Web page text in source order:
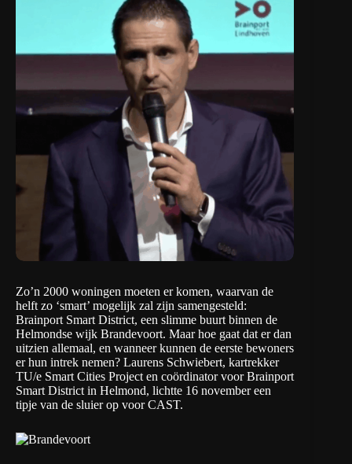
Zo’n 2000 woningen moeten er komen, waarvan de
helft zo ‘smart’ mogelijk zal zijn samengesteld:
Brainport Smart District, een slimme buurt binnen de
Helmondse wijk Brandevoort. Maar hoe gaat dat er dan
uitzien allemaal, en wanneer kunnen de eerste bewoners
er hun intrek nemen? Laurens Schwiebert, kartrekker
TU/e Smart Cities Project en coördinator voor Brainport
Smart District in Helmond, lichtte 16 november een
tipje van de sluier op voorCAST.